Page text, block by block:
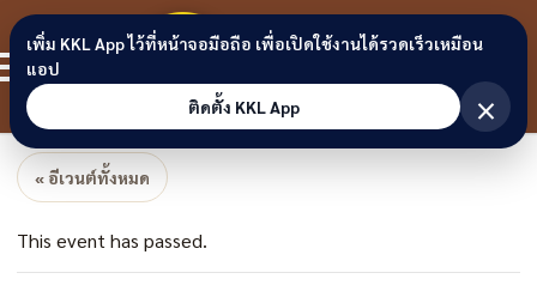
Skip to content
ขอนแก่น
ลิงก์
« อีเวนต์ทั้งหมด
This event has passed.
เพิ่ม KKL App ไว้ที่หน้าจอมือถือ เพื่อเปิดใช้งานได้รวดเร็วเหมือน
แอป
ติดตั้ง KKL App
×